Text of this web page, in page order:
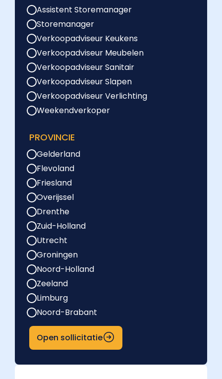
Assistent Storemanager
Storemanager
Verkoopadviseur Keukens
Verkoopadviseur Meubelen
Verkoopadviseur Sanitair
Verkoopadviseur Slapen
Verkoopadviseur Verlichting
Weekendverkoper
PROVINCIE
Gelderland
Flevoland
Friesland
Overijssel
Drenthe
Zuid-Holland
Utrecht
Groningen
Noord-Holland
Zeeland
Limburg
Noord-Brabant
Open sollicitatie